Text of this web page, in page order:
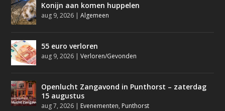
Konijn aan komen huppelen
aug 9, 2026 |Algemeen
55 euro verloren
aug 9, 2026 |Verloren/Gevonden
Openlucht Zangavond in Punthorst – zaterdag
15 augustus
aug 7, 2026 | Evenementen, Punthorst